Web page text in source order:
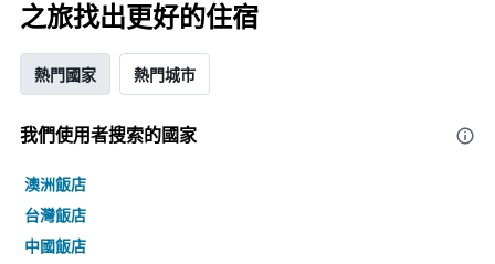
之旅找出更好的住宿
熱門國家 熱門城市
我們使用者搜索的國家
澳洲飯店
台灣飯店
中國飯店